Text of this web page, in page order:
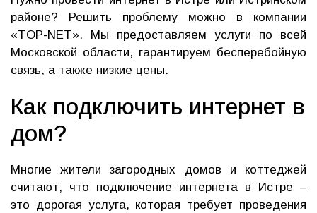
районе? Решить проблему можно в компании
«TOP-NET». Мы предоставляем услуги по всей
Московской области, гарантируем бесперебойную
связь, а также низкие цены.
Как подключить интернет в
дом?
Многие жители загородных домов и коттеджей
считают, что подключение интернета в Истре –
это дорогая услуга, которая требует проведения